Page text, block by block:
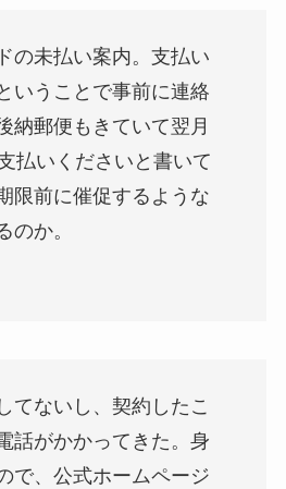
の未払い案内。支払い
いうことで事前に連絡
納郵便もきていて翌月
払いくださいと書いて
限前に催促するような
のか。
てないし、契約したこ
話がかかってきた。身
で、公式ホームページ